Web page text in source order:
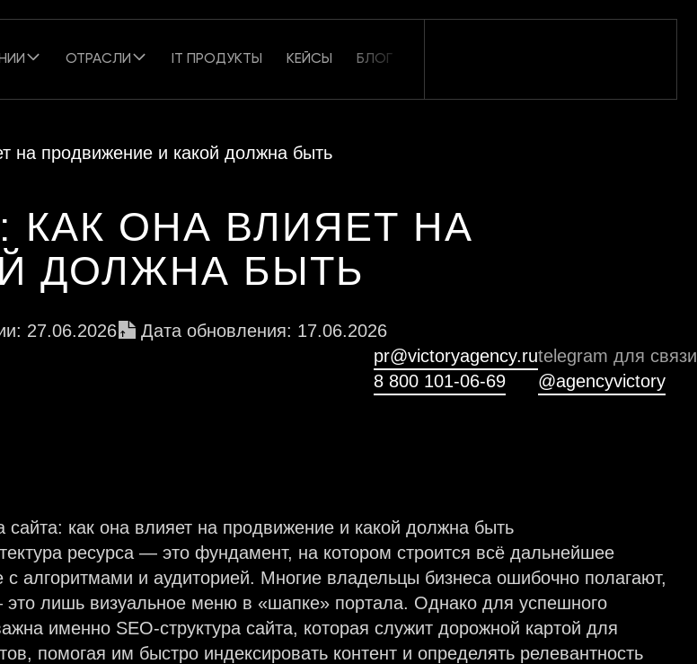
ОТРАСЛИ IT ПРОДУКТЫ КЕЙСЫ БЛОГ
на продвижение и какой должна быть
КАК ОНА ВЛИЯЕТ НА
ДОЛЖНА БЫТЬ
27.06.2026
Дата обновления: 17.06.2026
pr@victoryagency.ru
8 800 101-06-69
telegram для связи
@agencyvictory
ресурса — это фундамент, на котором строится всё дальнейшее
с алгоритмами и аудиторией. Многие владельцы бизнеса ошибочно полагают,
это лишь визуальное меню в «шапке» портала. Однако для успешного
именно SEO-структура сайта, которая служит дорожной картой для
помогая им быстро индексировать контент и определять релевантность